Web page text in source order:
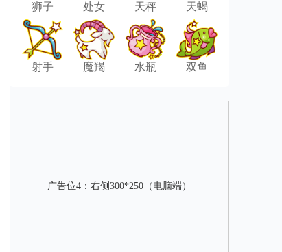
狮子 处女 天秤 天蝎
射手 魔羯 水瓶 双鱼
广告位4：右侧300*250（电脑端）